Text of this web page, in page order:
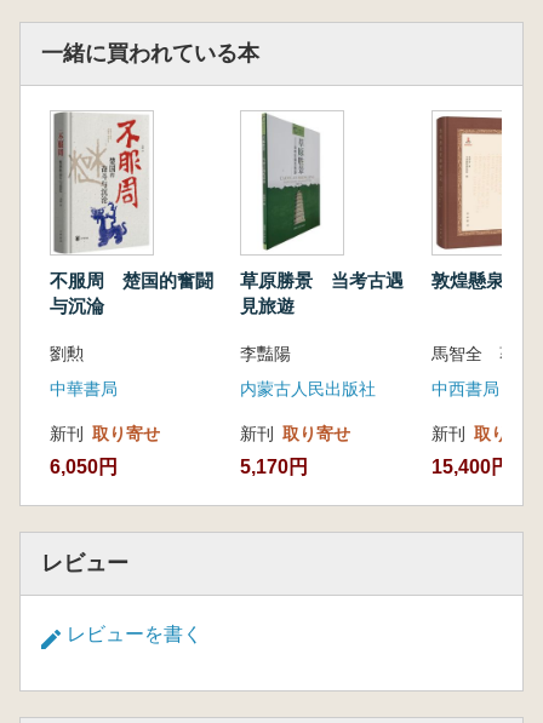
題に焦点を当て、体系的な研究を展開していま
す。まず研究の背景と対象範囲を明確にし、漢
代河西地域の地理的特徴と戦略的地位を整理し
たうえで、漢と匈奴の戦争の推移を踏まえ、漢
代河西長城の築造がどのような時空的変化をた
どったのかを明らかにしています。
書中では、空間配置の特徴を多角的に分析し
ら考察を始め、漢代河西長城の空間体系がどの
ような全体構造を持っていたのかを解き明かし
それぞれの要素の分布特性や位置関係の法則性
を個別に検討することで、空間配置の表層的特
徴を明確にしています。
そのうえで、本書は配置形成のメカニズムに
も踏み込み、長城を構成する諸要素や軍事防
います。また、適応性分析の枠組みを構築し、
一緒に買われている本
不服周 楚国的奮闘
与沉淪
劉勲
中華書局
新刊 取り寄せ
6,050円
草原勝景 当考古遇
見旅遊
李豔陽
内蒙古人民出版社
新刊 取り寄せ
5,170円
敦煌懸泉置
中西書局
新刊 取り寄せ
15,400円
レビュー
レビューを書く